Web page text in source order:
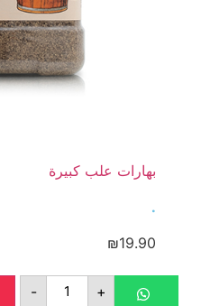
بهارات علب كبيرة
.
₪19.90
- +